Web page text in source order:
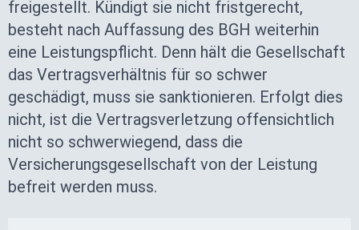
freigestellt. Kündigt sie nicht fristgerecht,
besteht nach Auffassung des BGH weiterhin
eine Leistungspflicht. Denn hält die Gesellschaft
das Vertragsverhältnis für so schwer
geschädigt, muss sie sanktionieren. Erfolgt dies
nicht, ist die Vertragsverletzung offensichtlich
nicht so schwerwiegend, dass die
Versicherungsgesellschaft von der Leistung
befreit werden muss.